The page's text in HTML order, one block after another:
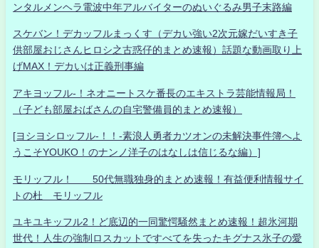
ンタルメンヘラ電波中年アルバイターのぬいぐるみ男子末路編
スケバン！デカッフルまっくす（デカい強い2次元嫁だいすき子
供部屋おじさんヒロシ之古惑仔的まとめ速報）話題な動画取り上
げMAX！デカいは正義刑事編
アキヨッフル-！ネオニートスケ番長のエキストラ芸能情報局！
（子ども部屋おばさんの自宅警備員的まとめ速報）
[ヨシヨシロッフル-！！-素浪人勇者カツオンの未解決事件簿へよ
うこそYOUKO！のナンノ洋子のはなしは信じるな編）]
モリッフル！ 50代無職独身的まとめ速報！有益便利情報サイ
トの杜 モリッフル
ユキユキッフル2！ど底辺的一同驚愕騒然まとめ速報！超氷河期
世代！人生の強制ロスカットですべてを失ったキグナス氷子の愛